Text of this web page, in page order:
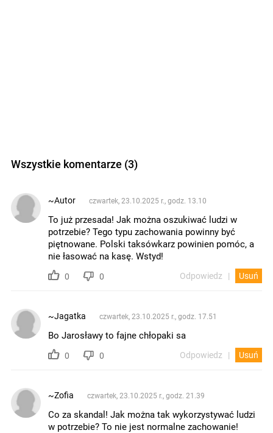
Wszystkie komentarze (3)
~Autor czwartek, 23.10.2025 r., godz. 13.10
To już przesada! Jak można oszukiwać ludzi w
potrzebie? Tego typu zachowania powinny być
piętnowane. Polski taksówkarz powinien pomóc, a
nie łasować na kasę. Wstyd!
0 0 Odpowiedz Usuń
~Jagatka czwartek, 23.10.2025 r., godz. 17.51
Bo Jarosławy to fajne chłopaki sa
0 0 Odpowiedz Usuń
~Zofia czwartek, 23.10.2025 r., godz. 21.39
Co za skandal! Jak można tak wykorzystywać ludzi
w potrzebie? To nie jest normalne zachowanie!